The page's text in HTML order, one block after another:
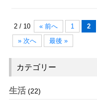
2 / 10 « 前へ 1 2
» 次へ
最後 »
カテゴリー
生活(22)